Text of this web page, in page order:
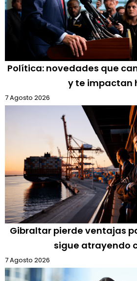
Política: novedades que
y te impactan
7 Agosto 2026
Gibraltar pierde ventajas
sigue atrayendo
7 Agosto 2026